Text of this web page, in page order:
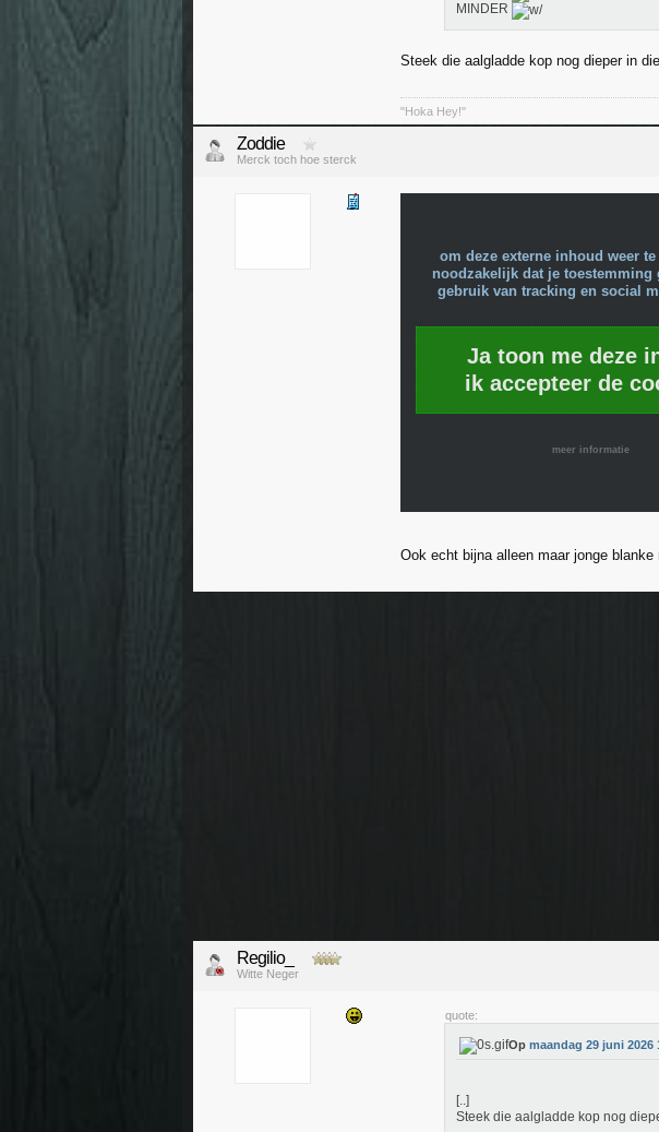
MINDER
Steek die aalgladde kop nog dieper in
"Hoka Hey!"
Zoddie
Merck toch hoe sterck
om deze externe inhoud weer
noodzakelijk dat je toestemming
gebruik van tracking en social
Ja toon me deze
ik accepteer de
meer informatie
Ook echt bijna alleen maar jonge blanke
Regilio_
Witte Neger
quote:
Op maandag 29 juni 2026
[..]
Steek die aalgladde kop nog